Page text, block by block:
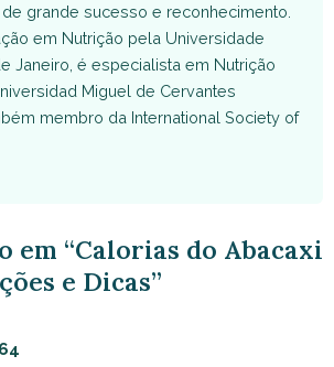
grande sucesso e reconhecimento.
em Nutrição pela Universidade
Janeiro, é especialista em Nutrição
Miguel de Cervantes
membro da International Society of
em “Calorias do Abacaxi
e Dicas”